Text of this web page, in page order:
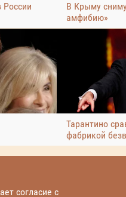
России
В Крыму
амфибию»
Тарантино
фабрикой
согласие с